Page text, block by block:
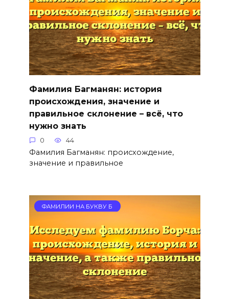
Фамилия Багманян: история
происхождения, значение и
правильное склонение – всё, что
нужно знать
0 44
Фамилия Багманян: происхождение,
значение и правильное
ФАМИЛИИ НА БУКВУ Б